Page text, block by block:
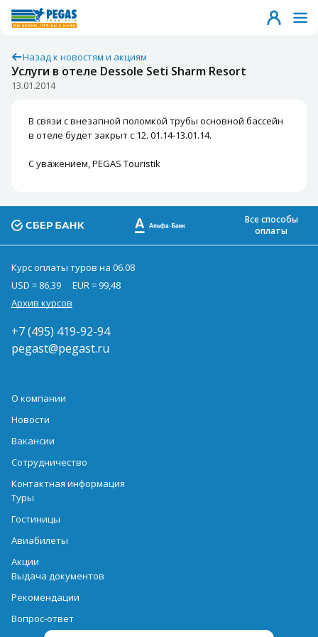
Назад к новостям и акциям
Услуги в отеле Dessole Seti Sharm Resort
13.01.2014
В связи с внезапной поломкой трубы основной бассейн
в отеле будет закрыт с 12. 01.14-13.01.14.
С уважением, PEGAS Touristik
Все способы
оплаты
Курс оплаты туров на 06.08
USD = 86,39
EUR = 99,48
Архив курсов
+7 (495) 419-92-94
pegast@pegast.ru
О компании
Новости
Вакансии
Сотрудничество
Контактная информация
Туры
Гостиницы
Авиабилеты
Акции
Выдача документов
Рекомендации
Вопрос-ответ